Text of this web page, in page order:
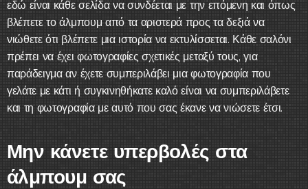
εδώ είναι κάθε σελίδα να συνδέεται με την επόμενη και όπως
βλέπετε το άλμπουμ από τα αριστερά προς τα δεξιά να
νιώθετε ότι βλέπετε μια ιστορία να εκτυλίσσεται. Κάθε σαλόνι
πρέπει να έχει φωτογραφίες σχετικές μεταξύ τους, για
παράδειγμα αν έχετε συμπεριλάβει μια φωτογραφία που
γελάτε με κάτι ή συγκινηθήκατε καλό είναι να συμπεριλάβετε
και τη φωτογραφία με αυτό που σας έκανε να νιώσετε έτσι.
Μην κάνετε υπερβολές στα
άλμπουμ σας